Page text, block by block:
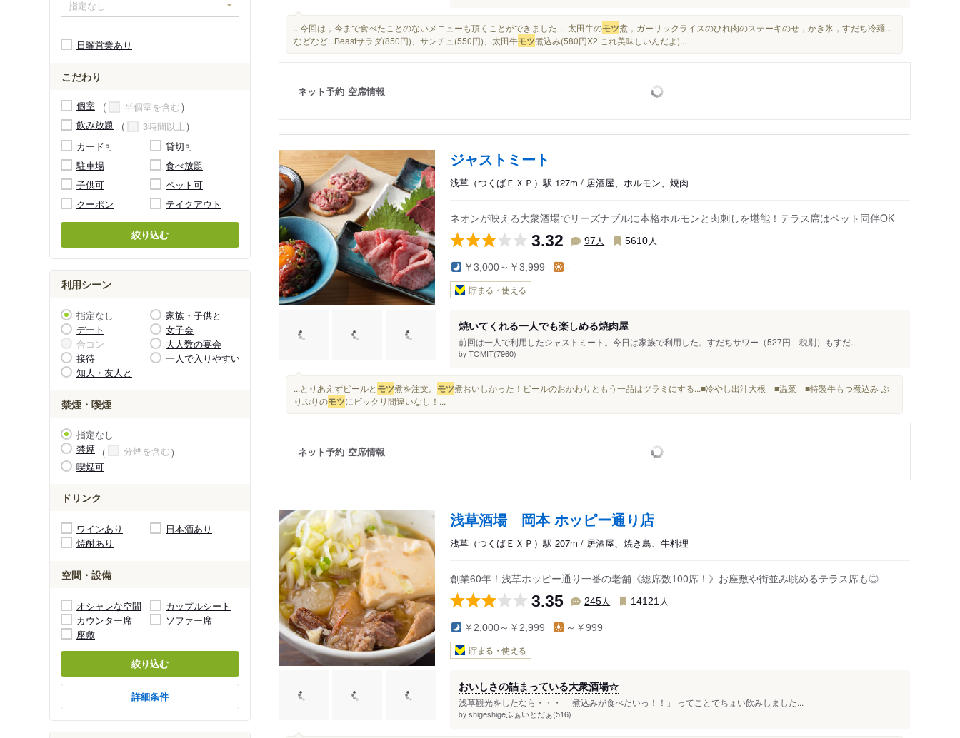
日曜営業あり
こだわり
個室
半個室を含む
飲み放題
3時間以上
カード可
貸切可
駐車場
食べ放題
子供可
ペット可
クーポン
テイクアウト
絞り込む
利用シーン
指定なし
家族・子供と
デート
女子会
合コン
大人数の宴会
接待
一人で入りやすい
知人・友人と
禁煙・喫煙
指定なし
禁煙
分煙を含む
喫煙可
ドリンク
ワインあり
日本酒あり
焼酎あり
空間・設備
オシャレな空間
カップルシート
カウンター席
ソファー席
座敷
絞り込む
詳細条件
...今回は，今まで食べたことのないメニューも頂くことができました． 太田牛のモツ煮，ガーリックライスのひれ肉のステーキのせ，かき氷，すだち冷麺...
などなど...Beastサラダ(850円)、サンチュ(550円)、太田牛モツ煮込み(580円X2 これ美味しいんだよ)...
ネット予約 空席情報
ジャストミート
浅草（つくばＥＸＰ）駅 127m / 居酒屋、ホルモン、焼肉
ネオンが映える大衆酒場でリーズナブルに本格ホルモンと肉刺しを堪能！テラス席はペット同伴OK
3.32 97 人 5610 人
￥3,000～￥3,999 -
貯まる・使える
焼いてくれる一人でも楽しめる焼肉屋
前回は一人で利用したジャストミート。今日は家族で利用した。すだちサワー（527円 税別）もすだ...
by TOMIT(7960)
...とりあえずビールと モツ煮を注文。 モツ煮おいしかった！ビールのおかわりともう一品はツラミにする...■冷やし出汁大根 ■温菜 ■特製牛もつ煮込み ぷ
りぷりのモツにビックリ間違いなし！...
ネット予約 空席情報
浅草酒場 岡本 ホッピー通り店
浅草（つくばＥＸＰ）駅 207m / 居酒屋、焼き鳥、牛料理
創業60年！浅草ホッピー通り一番の老舗《総席数100席！》お座敷や街並み眺めるテラス席も◎
3.35 245人 14121 人
￥2,000～￥2,999 ～￥999
貯まる・使える
おいしさの詰まっている大衆酒場☆
浅草観光をしたなら・・・ 「煮込みが食べたいっ！！」 ってことでちょい飲みしました...
by shigeshigeふぁいとだぁ(516)